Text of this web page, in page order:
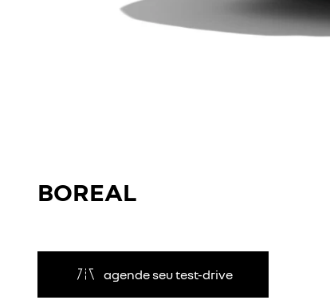
BOREAL
agende seu test-drive